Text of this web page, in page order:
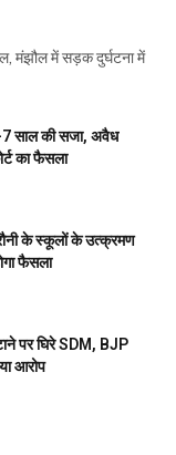
मंझौल में सड़क दुर्घटना में
7 साल की सजा, अवैध
का फैसला
के स्कूलों के उत्क्रमण
फैसला
पर घिरे SDM, BJP
आरोप